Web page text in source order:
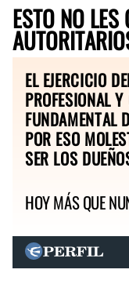
ESTO NO
EL EJERCICIO
PROFESIONAL
FUNDAMENTAL
POR ESO
SER LOS
HOY MÁS QUE